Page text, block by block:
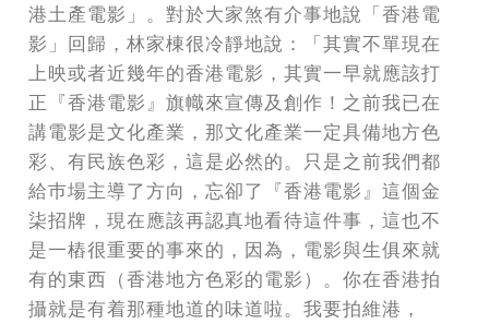
港土產電影」。對於大家煞有介事地說「香港電
影」回歸，林家棟很冷靜地說：「其實不單現在
上映或者近幾年的香港電影，其實一早就應該打
正『香港電影』旗幟來宣傳及創作！之前我已在
講電影是文化產業，那文化產業一定具備地方色
彩、有民族色彩，這是必然的。只是之前我們都
給巿場主導了方向，忘卻了『香港電影』這個金
柒招牌，現在應該再認真地看待這件事，這也不
是一樁很重要的事來的，因為，電影與生俱來就
有的東西（香港地方色彩的電影）。你在香港拍
攝就是有着那種地道的味道啦。我要拍維港，